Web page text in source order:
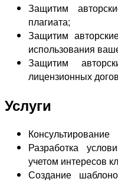
Защитим
плагиата;
Защитим
использования
Защитим
лицензионных
Услуги
Консультирование
Разработка
учетом интересов
Создание